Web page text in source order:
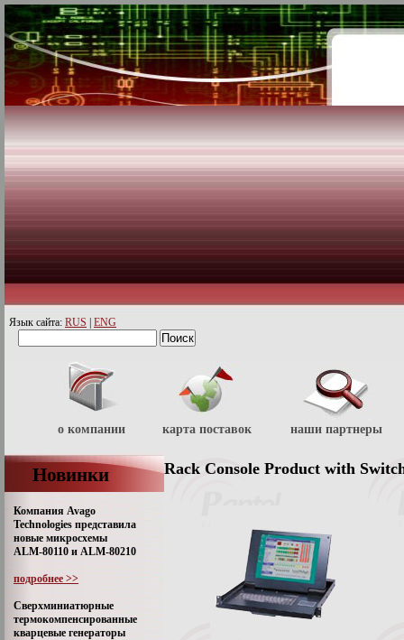
Язык сайта: RUS ENG
о компании карта поставок наши партнеры
Новинки
Компания Avago
Technologies представила
новые микросхемы
ALM-80110 и ALM-80210
подробнее >>
Сверхминиатюрные
термокомпенсированные
кварцевые генераторы
Rack Console Product with